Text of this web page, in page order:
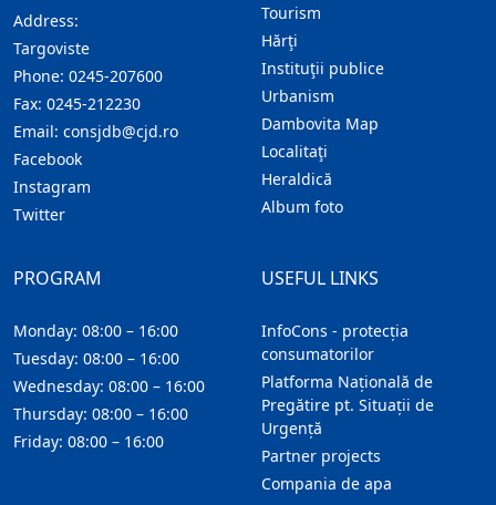
Address:
Targoviste
Phone: 0245-207600
Fax: 0245-212230
Email: consjdb@cjd.ro
Facebook
Instagram
Twitter
Tourism
Hărţi
Instituţii publice
Urbanism
Dambovita Map
Localitaţi
Heraldică
Album foto
USEFUL LINKS
InfoCons - protecția
consumatorilor
Platforma Națională de
Pregătire pt. Situații de
Urgență
Partner projects
Compania de apa
PROGRAM
Monday: 08:00 – 16:00
Tuesday: 08:00 – 16:00
Wednesday: 08:00 – 16:00
Thursday: 08:00 – 16:00
Friday: 08:00 – 16:00